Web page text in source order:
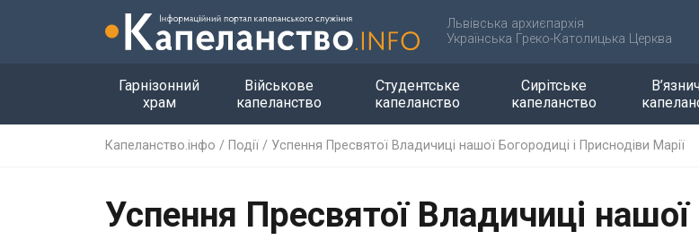
Львівська архиєпархія
Українська Греко-Католицька Церква
Гарнізонний
храм
Військове
капеланство
Студентське
капеланство
Сирітське
капеланство
Капеланство.інфо / Події / Успення Пресвятої Владичиці нашої Богородиці і Приснодіви Марії
Успення Пресвятої Владичиці нашої